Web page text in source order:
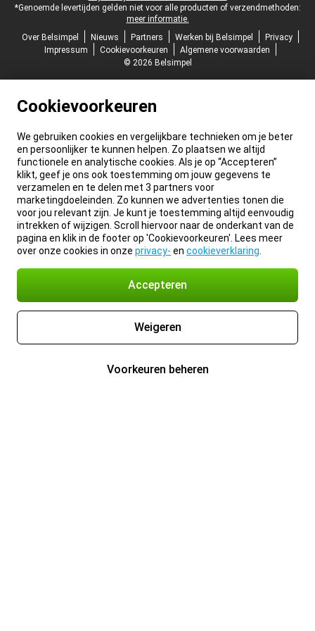
*Genoemde levertijden gelden niet voor alle producten of verzendmethoden:
meer informatie.
Over Belsimpel
Nieuws Partners Werken bij Belsimpel
Privacy
Impressum
Cookievoorkeuren
Algemene voorwaarden
© 2026 Belsimpel
Cookievoorkeuren
We gebruiken cookies en vergelijkbare technieken om je beter
en persoonlijker te kunnen helpen. Zo plaatsen we altijd
functionele en analytische cookies. Als je op “Accepteren”
klikt, geef je ons ook toestemming om jouw gegevens te
verzamelen en te delen met 3 partners voor
marketingdoeleinden. Zo kunnen we advertenties tonen die
voor jou relevant zijn. Je kunt je toestemming altijd eenvoudig
intrekken of wijzigen. Scroll hiervoor naar de onderkant van de
pagina en klik in de footer op 'Cookievoorkeuren'. Lees meer
over onze cookies in onze privacy- en cookieverklaring
Accepteren
Weigeren
Voorkeuren beheren